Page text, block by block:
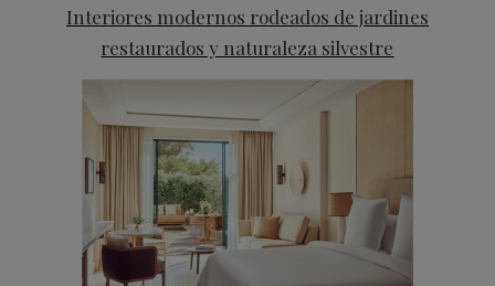
Interiores modernos rodeados de jardines
restaurados y naturaleza silvestre